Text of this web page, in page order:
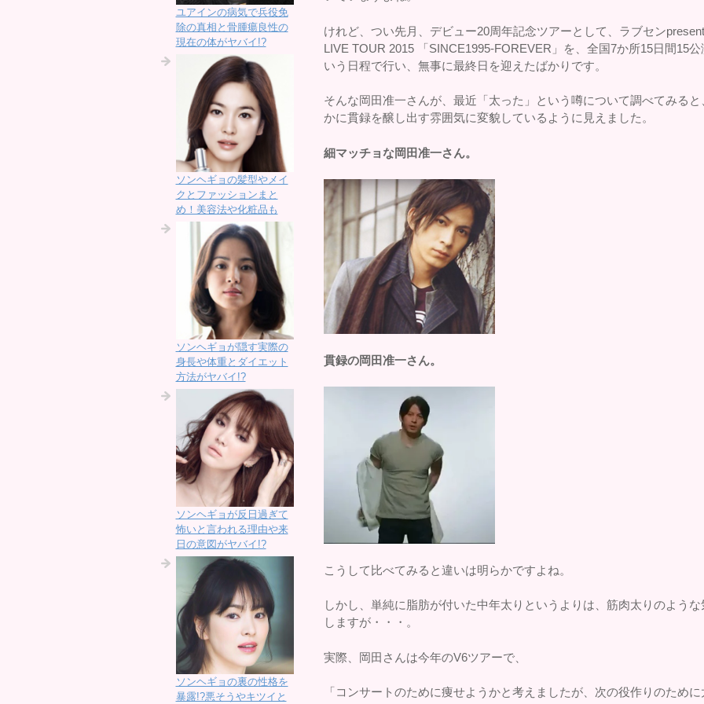
けれど、つい先月、デビュー20周年記念ツアーとして、ラブセン
LIVE TOUR 2015 「SINCE1995-FOREVER」を、全国7か所15日間15公
いう日程で行い、無事に最終日を迎えたばかりです。
そんな岡田准一さんが、最近「太った」という噂について調べてみると
かに貫録を醸し出す雰囲気に変貌しているように見えました。
細マッチョな岡田准一さん。
貫録の岡田准一さん。
こうして比べてみると違いは明らかですよね。
しかし、単純に脂肪が付いた中年太りというよりは、筋肉太りのような
しますが・・・。
実際、岡田さんは今年のV6ツアーで、
「コンサートのために痩せようかと考えましたが、次の役作りのために
ユアインの病気で兵役免
除の真相と骨腫瘍良性の
現在の体がヤバイ!?
ソンヘギョの髪型やメイ
クとファッションまと
め！美容法や化粧品も
ソンヘギョが隠す実際の
身長や体重とダイエット
方法がヤバイ!?
ソンヘギョが反日過ぎて
怖いと言われる理由や来
日の意図がヤバイ!?
ソンヘギョの裏の性格を
暴露!?悪そうやキツイと